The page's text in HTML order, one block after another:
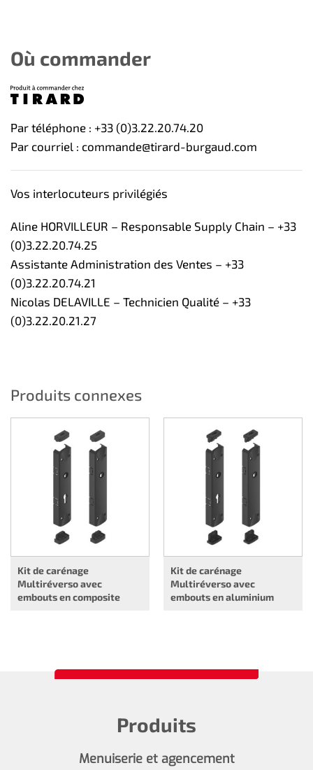
Où commander
Par téléphone : +33 (0)3.22.20.74.20
Par courriel : commande@tirard-burgaud.com
Vos interlocuteurs privilégiés
Aline HORVILLEUR – Responsable Supply Chain – +33
(0)3.22.20.74.25
Assistante Administration des Ventes – +33
(0)3.22.20.74.21
Nicolas DELAVILLE – Technicien Qualité – +33
(0)3.22.20.21.27
Produits connexes
Kit de carénage
Multiréverso avec
embouts en composite
Kit de carénage
Multiréverso avec
embouts en aluminium
Produits
Menuiserie et agencement